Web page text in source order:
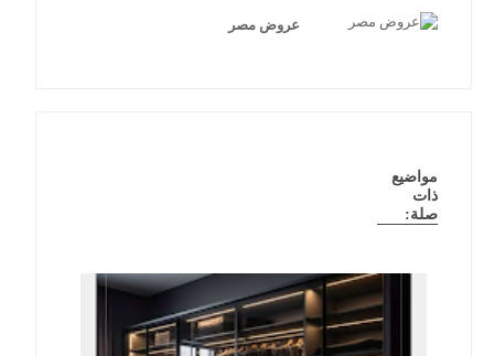
عروض مصر
مواضيع
ذات
صلة: